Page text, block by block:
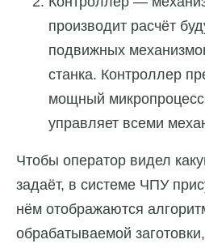
производит расчёт
подвижных
станка. Контроллер
мощный
управляет всеми
Чтобы оператор видел
задаёт, в системе ЧПУ
нём отображаются
обрабатываемой